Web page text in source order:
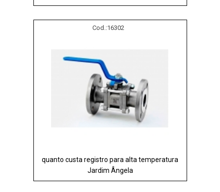
Cod.:16302
quanto custa registro para alta temperatura
Jardim Ângela